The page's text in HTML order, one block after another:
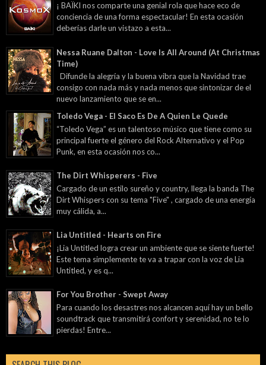
¡ BAÏKI nos comparte una genial rola que hace eco de
conciencia de una forma espectacular! En esta ocasión
deberías darle un vistazo a esta...
Nessa Ruane Dalton - Love Is All Around (At Christmas
Time)
Difunde la alegría y la buena vibra que la Navidad trae
consigo con nada más y nada menos que sintonizar de el
nuevo lanzamiento que se en...
Toledo Vega - El Saco Es De A Quien Le Quede
“Toledo Vega” es un talentoso músico que tiene como su
principal fuerte el género del Rock Alternativo y el Pop
Punk, en esta ocasión nos co...
The Dirt Whisperers - Five
Cargado de un estilo sureño y country, llega la banda The
Dirt Whispers con su tema "Five" , cargado de una energía
muy cálida, a...
Lia Untitled - Hearts on Fire
¡Lia Untitled logra crear un ambiente que se siente fuerte!
Este tema simplemente te va a trapar con la voz de Lia
Untitled, y es q...
For You Brother - Swept Away
Para cuando los desastres nos alcancen aquí hay un bello
soundtrack que transmitirá confort y serenidad, no te lo
pierdas! Entre...